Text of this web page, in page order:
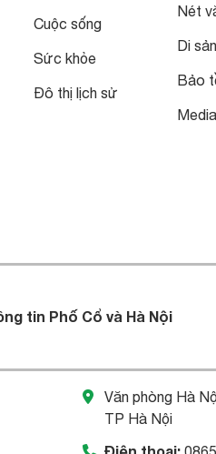
Cuộc sống
Sức khỏe
Đô thị lịch sử
Nét
Di sản
Bảo
Media
tin Phố Cổ và Hà Nội
Văn phòng Hà
TP Hà Nội
Điện thoại: